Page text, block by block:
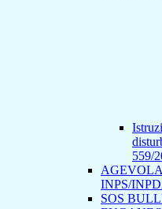
559/
INPS/
SOS